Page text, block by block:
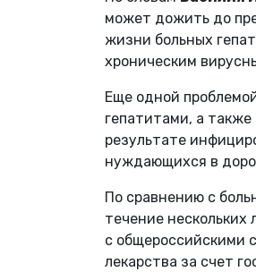
может дожить до
жизни больных
хроническим
Еще одной
гепатитами, а
результате
нуждающихся в
По сравнению с
течение
с общероссийскими
лекарства за счет